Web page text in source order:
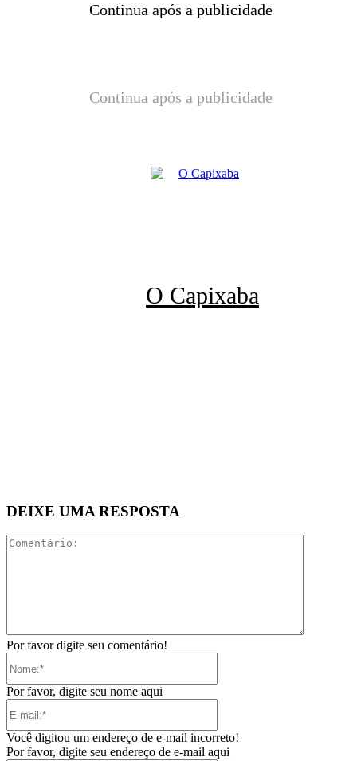
Continua após a publicidade
Continua após a publicidade
O Capixaba
DEIXE UMA RESPOSTA
Por favor digite seu comentário!
Por favor, digite seu nome aqui
Você digitou um endereço de e-mail incorreto!
Por favor, digite seu endereço de e-mail aqui